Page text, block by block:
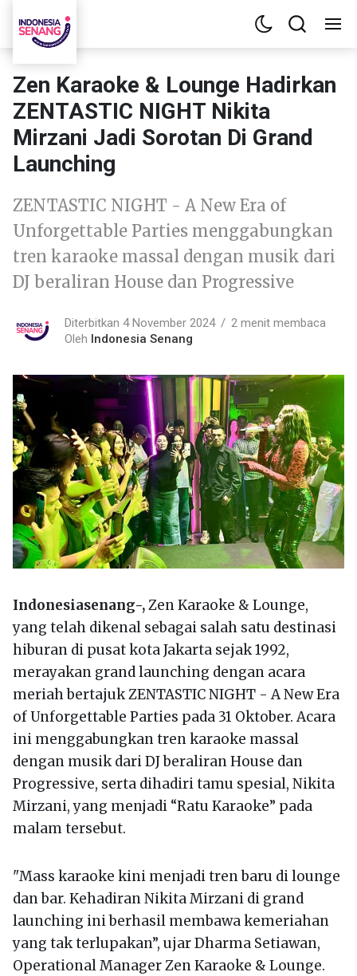
Zen Karaoke & Lounge Hadirkan
ZENTASTIC NIGHT Nikita
Mirzani Jadi Sorotan Di Grand
Launching
ZENTASTIC NIGHT - A New Era of
Unforgettable Parties menggabungkan
tren karaoke massal dengan musik dari
DJ beraliran House dan Progressive
Diterbitkan 4 November 2024
2 menit membaca
Oleh Indonesia Senang
Indonesiasenang-,Zen Karaoke & Lounge,
yang telah dikenal sebagai salah satu destinasi
hiburan di pusat kota Jakarta sejak 1992,
merayakan grand launching dengan acara
meriah bertajuk ZENTASTIC NIGHT - A New Era
of Unforgettable Parties pada 31 Oktober. Acara
ini menggabungkan tren karaoke massal
dengan musik dari DJ beraliran House dan
Progressive, serta dihadiri tamu spesial, Nikita
Mirzani, yang menjadi “Ratu Karaoke” pada
malam tersebut.
"Mass karaoke kini menjadi tren baru di lounge
dan bar. Kehadiran Nikita Mirzani di grand
launching ini berhasil membawa kemeriahan
yang tak terlupakan”, ujar Dharma Setiawan,
Operational Manager Zen Karaoke & Lounge.